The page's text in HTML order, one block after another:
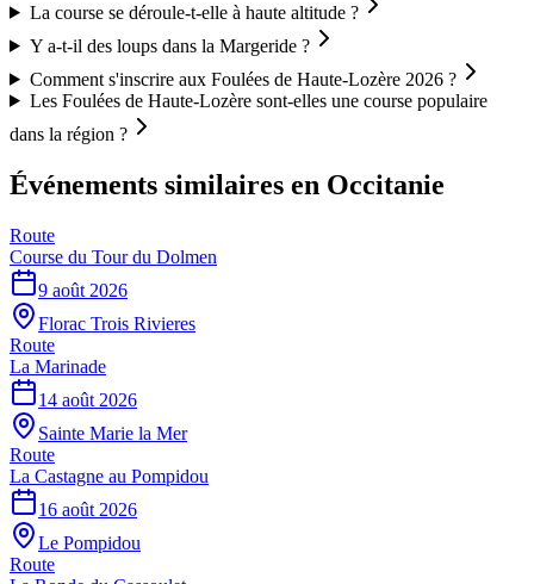
La course se déroule-t-elle à haute altitude ?
Y a-t-il des loups dans la Margeride ?
Comment s'inscrire aux Foulées de Haute-Lozère 2026 ?
Les Foulées de Haute-Lozère sont-elles une course populaire
dans la région ?
Événements similaires en Occitanie
Route
Course du Tour du Dolmen
9 août 2026
Florac Trois Rivieres
Route
La Marinade
14 août 2026
Sainte Marie la Mer
Route
La Castagne au Pompidou
16 août 2026
Le Pompidou
Route